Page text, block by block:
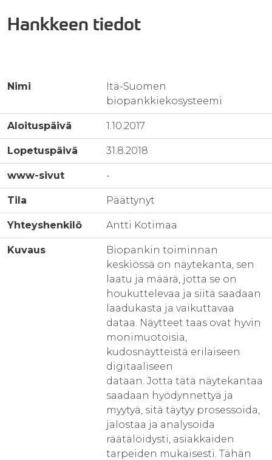
Hankkeen tiedot
Nimi
Itä-Suomen
biopankkiekosysteemi
Aloituspäivä 1.10.2017
Lopetuspäivä 31.8.2018
www-sivut -
Tila Päättynyt
Yhteyshenkilö Antti Kotimaa
Kuvaus
Biopankin toiminnan
keskiössä on näytekanta, sen
laatu ja määrä, jotta se on
houkuttelevaa ja siitä saadaan
laadukasta ja vaikuttavaa
dataa. Näytteet taas ovat hyvin
monimuotoisia,
kudosnäytteistä erilaiseen
digitaaliseen
dataan. Jotta tätä näytekantaa
saadaan hyödynnettyä ja
myytyä, sitä täytyy prosessoida,
jalostaa ja analysoida
räätälöidysti, asiakkaiden
tarpeiden mukaisesti. Tähän